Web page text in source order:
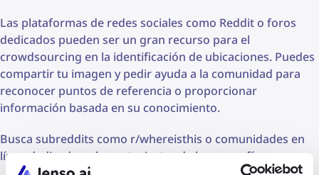
Las plataformas de redes sociales como Reddit o foros
dedicados pueden ser un gran recurso para el
crowdsourcing en la identificación de ubicaciones. Puedes
compartir tu imagen y pedir ayuda a la comunidad para
reconocer puntos de referencia o proporcionar
información basada en su conocimiento.
Busca subreddits como r/whereisthis o comunidades en
línea dedicadas a los entusiastas de la geografía.